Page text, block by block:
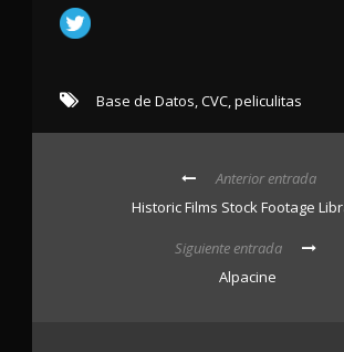
Base de Datos,CVC,peliculitas
Anterior entrada
Historic Films Stock Footage
Siguiente entrada
Alpacine